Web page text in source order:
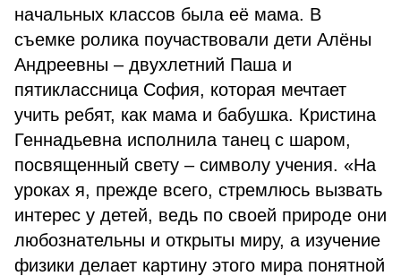
начальных классов была её мама. В
съемке ролика поучаствовали дети Алёны
Андреевны – двухлетний Паша и
пятиклассница София, которая мечтает
учить ребят, как мама и бабушка. Кристина
Геннадьевна исполнила танец с шаром,
посвященный свету – символу учения. «На
уроках я, прежде всего, стремлюсь вызвать
интерес у детей, ведь по своей природе они
любознательны и открыты миру, а изучение
физики делает картину этого мира понятной